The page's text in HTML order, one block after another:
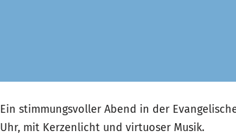
Ein stimmungsvoller Abend in der
Uhr, mit Kerzenlicht und virtuoser Musik.